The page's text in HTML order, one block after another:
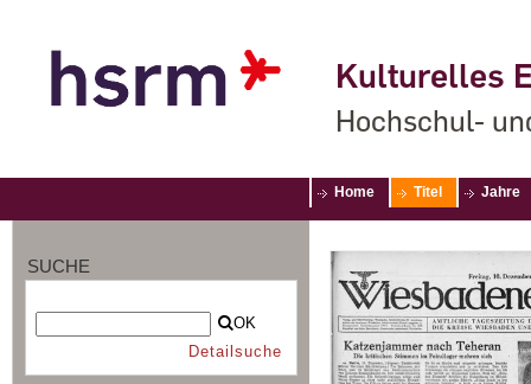
Kulturelles
Hochschul-
Home Titel Jahre
SUCHE
OK
Detailsuche